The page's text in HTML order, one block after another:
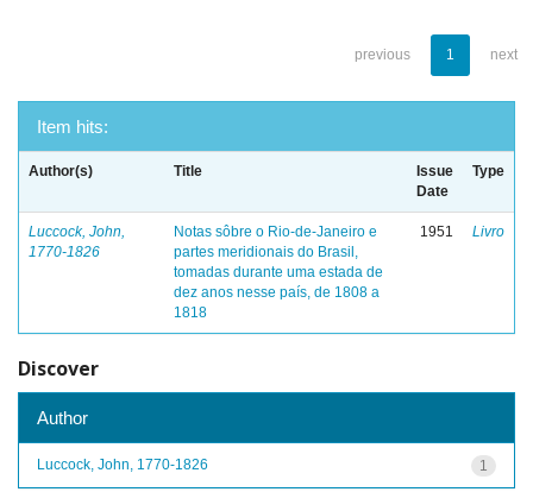
previous 1 next
Item hits:
Author(s) Title
Issue
Date
Type
Luccock, John,
1770-1826
Notas sôbre o Rio-de-Janeiro e
partes meridionais do Brasil,
tomadas durante uma estada de
dez anos nesse país, de 1808 a
1818
1951 Livro
Discover
Author
1
Luccock, John, 1770-1826